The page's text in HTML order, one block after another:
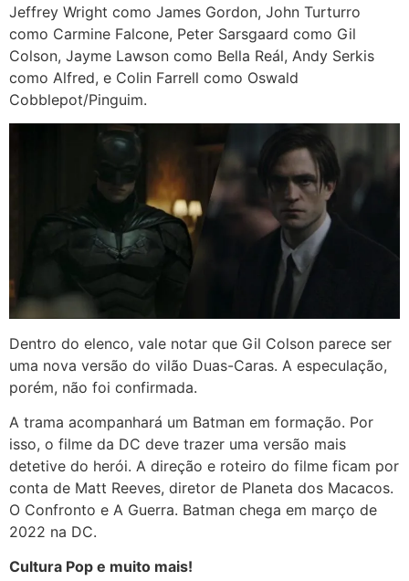
Jeffrey Wright como James Gordon, John Turturro
como Carmine Falcone, Peter Sarsgaard como Gil
Colson, Jayme Lawson como Bella Reál, Andy Serkis
como Alfred, e Colin Farrell como Oswald
Cobblepot/Pinguim.
Dentro do elenco, vale notar que Gil Colson parece ser
uma nova versão do vilão Duas-Caras. A especulação,
porém, não foi confirmada.
A trama acompanhará um Batman em formação. Por
isso, o filme da DC deve trazer uma versão mais
detetive do herói. A direção e roteiro do filme ficam por
conta de Matt Reeves, diretor de Planeta dos Macacos.
O Confronto e A Guerra. Batman chega em março de
2022 na DC.
Cultura Pop e muito mais!